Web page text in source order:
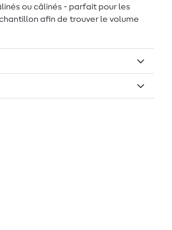
ou câlinés - parfait pour les
afin de trouver le volume